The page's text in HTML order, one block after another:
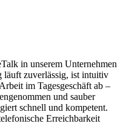
in unserem Unternehmen
läuft zuverlässig, ist intuitiv
im Tagesgeschäft ab –
und sauber
schnell und kompetent.
Erreichbarkeit